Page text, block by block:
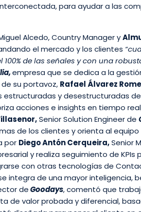
para ayudar a las
Alcedo, Country Manager y
el mercado y los clientes
de las señales y con una
empresa que se dedica a la
su portavoz, Rafael Álvarez
estructuradas y desestructuradas
acciones e insights en tiempo
Senior Solution Engineer de
de los clientes y orienta al
por Diego Antón Cerqueira,Senior
y realiza seguimiento de KPIs
con otras tecnologías de
integra de una mayor
deGoodays, comentó que
de valor probada y diferencial,